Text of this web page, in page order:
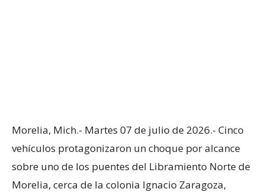
Morelia, Mich.- Martes 07 de julio de 2026.- Cinco
vehículos protagonizaron un choque por alcance
sobre uno de los puentes del Libramiento Norte de
Morelia, cerca de la colonia Ignacio Zaragoza,